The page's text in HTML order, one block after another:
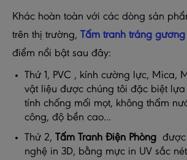
Khác hoàn toàn với các dòng sản
trên thị trường, Tấm tranh tráng gương
điểm nổi bật sau đây:
Thứ 1, PVC , kính cường lực, Mica,
vật liệu được chúng tôi đặc biệt
tính chống mối mọt, không thấm
công, độ bền cao...
Thứ 2, Tấm Tranh Điện Phòng được
nghệ in 3D, bằng mực in UV sắc